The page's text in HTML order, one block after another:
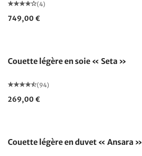
(4)
749,00 €
Couette légère en soie « Seta »
(94)
269,00 €
Couette légère en duvet « Ansara »